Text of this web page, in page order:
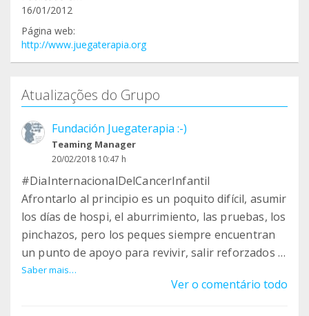
16/01/2012
Página web:
http://www.juegaterapia.org
Atualizações do Grupo
Fundación Juegaterapia :-)
Teaming Manager
20/02/2018 10:47 h
#DiaInternacionalDelCancerInfantil
Afrontarlo al principio es un poquito difícil, asumir
los días de hospi, el aburrimiento, las pruebas, los
pinchazos, pero los peques siempre encuentran
un punto de apoyo para revivir, salir reforzados y
luchar cada día con más fuerza. Para no dejar de
soñar qué bonito será el mañana y tocar con la
Saber mais…
Ver o comentário todo